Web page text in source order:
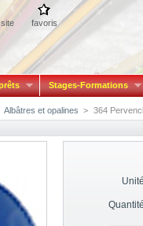
favoris
Stages-Formations
Albâtres et opalines > 364